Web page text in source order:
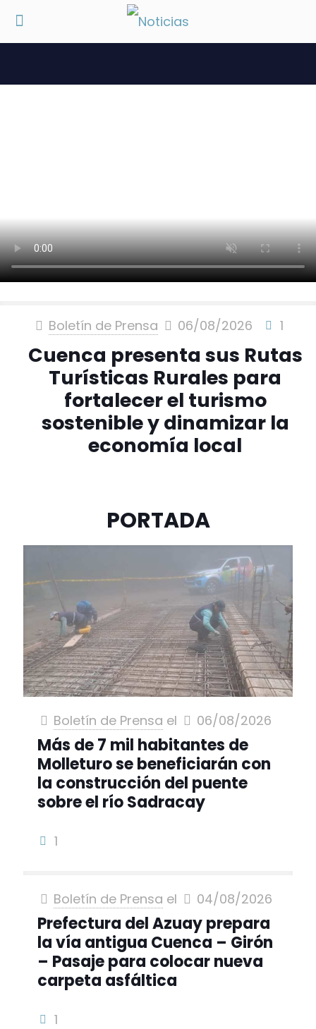
Boletín de Prensa 06/08/2026 1
Cuenca presenta sus Rutas
Turísticas Rurales para
fortalecer el turismo
sostenible y dinamizar la
economía local
PORTADA
Boletín de Prensa el 06/08/2026
Más de 7 mil habitantes de
Molleturo se beneficiarán con
la construcción del puente
sobre el río Sadracay
1
Boletín de Prensa el 04/08/2026
Prefectura del Azuay prepara
la vía antigua Cuenca – Girón
– Pasaje para colocar nueva
carpeta asfáltica
1